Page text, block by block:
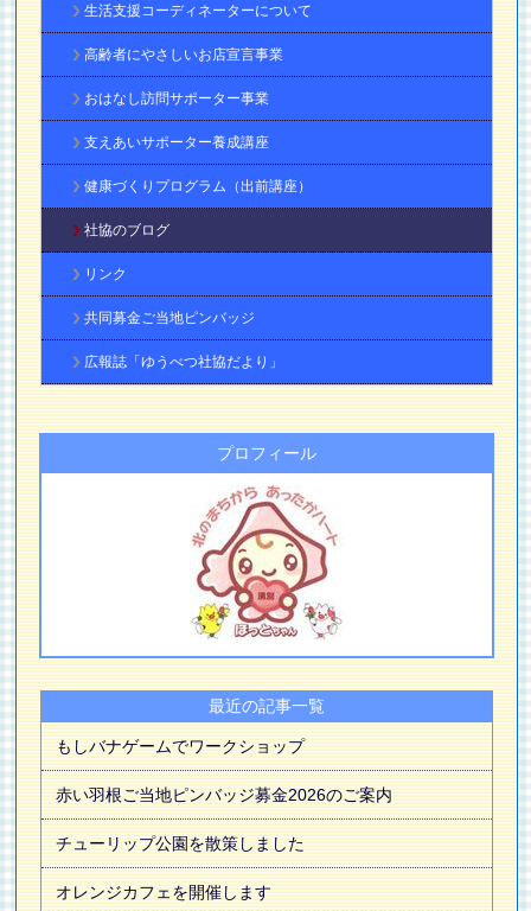
生活支援コーディネーターについて
高齢者にやさしいお店宣言事業
おはなし訪問サポーター事業
支えあいサポーター養成講座
健康づくりプログラム（出前講座）
社協のブログ
リンク
共同募金ご当地ピンバッジ
広報誌「ゆうべつ社協だより」
プロフィール
最近の記事一覧
もしバナゲームでワークショップ
赤い羽根ご当地ピンバッジ募金2026のご案内
チューリップ公園を散策しました
オレンジカフェを開催します